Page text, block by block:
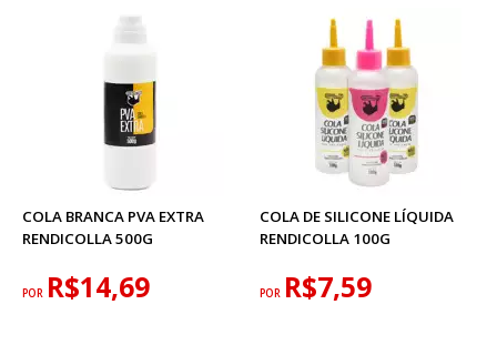
COLA BRANCA PVA EXTRA
RENDICOLLA 500G
POR R$14,69
COLA DE SILICONE LÍQUIDA
RENDICOLLA 100G
POR R$7,59